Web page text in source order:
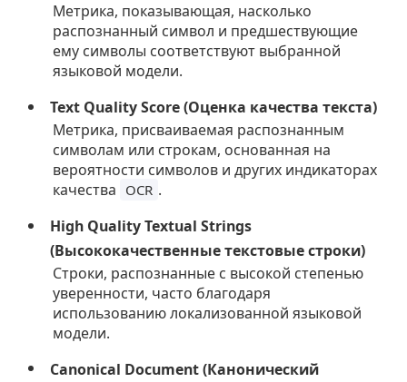
Метрика, показывающая, насколько
распознанный символ и предшествующие
ему символы соответствуют выбранной
языковой модели.
Text Quality Score (Оценка качества текста)
Метрика, присваиваемая распознанным
символам или строкам, основанная на
вероятности символов и других индикаторах
качества OCR .
High Quality Textual Strings
(Высококачественные текстовые строки)
Строки, распознанные с высокой степенью
уверенности, часто благодаря
использованию локализованной языковой
модели.
Canonical Document (Канонический